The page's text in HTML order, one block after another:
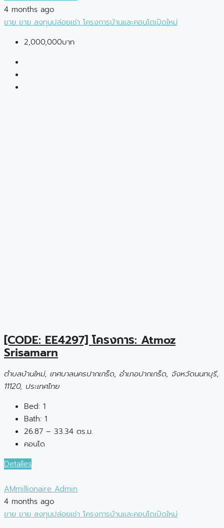
4 months ago
ขาย ขาย ลงทุนปล่อยเช่า โครงการบ้านและคอนโดเปิดใหม่
2,000,000บาท
[CODE: EE4297] โครงการ: Atmoz
Srisamarn
ตำบลบ้านใหม่, เทศบาลนครปากเกร็ด, อำเภอปากเกร็ด, จังหวัดนนทบุรี,
11120, ประเทศไทย
Bed: 1
Bath: 1
26.87 – 33.34 ตร.ม.
คอนโด
Detalles
AMmillionaire Admin
4 months ago
ขาย ขาย ลงทุนปล่อยเช่า โครงการบ้านและคอนโดเปิดใหม่